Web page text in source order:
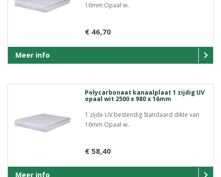
16mm Opaal w..
€ 46,70
Meer info
Polycarbonaat kanaalplaat 1 zijdig UV
opaal wit 2500 x 980 x 16mm
1 zijde UV bestendig Standaard dikte van
16mm Opaal w..
€ 58,40
Meer info